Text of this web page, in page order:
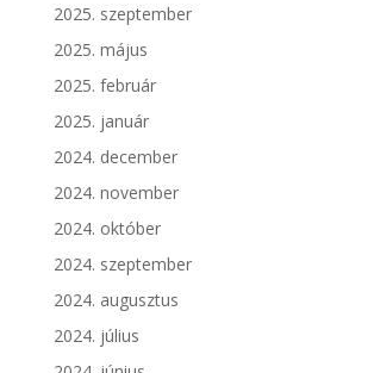
2025. szeptember
2025. május
2025. február
2025. január
2024. december
2024. november
2024. október
2024. szeptember
2024. augusztus
2024. július